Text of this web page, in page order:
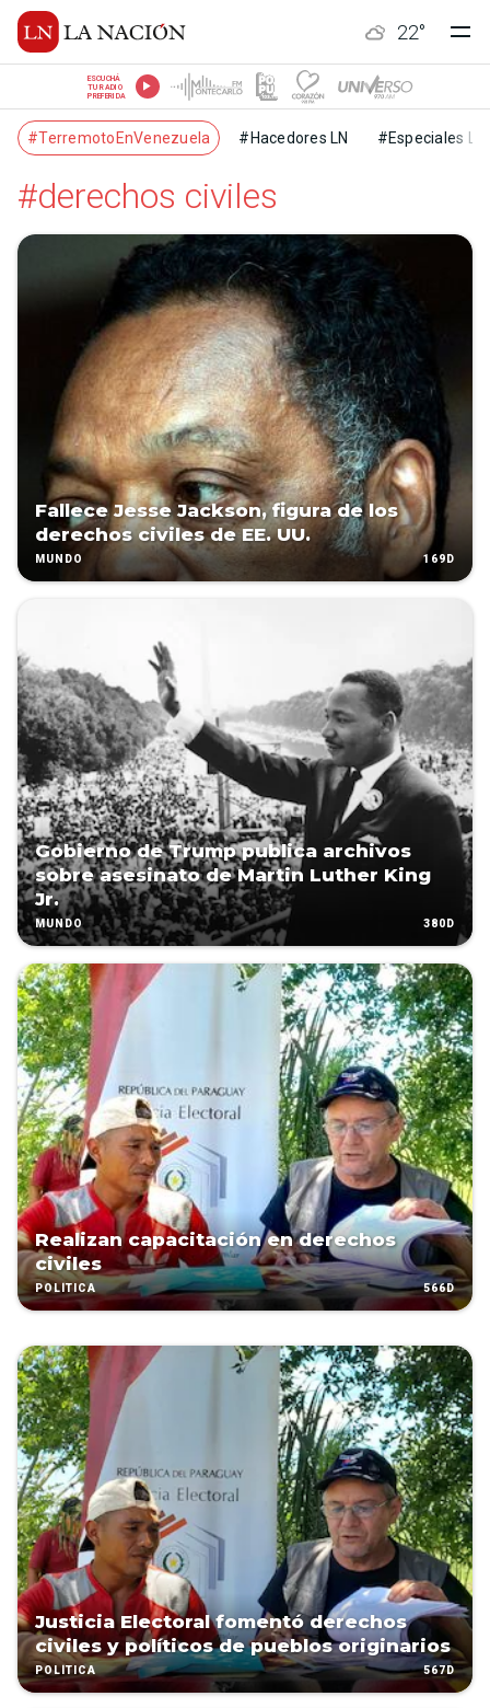
22°
ESCUCHÁ
TU RADIO
PREFERIDA
#TerremotoEnVenezuela #Hacedores LN #Especiales LN
#derechos civiles
Fallece Jesse Jackson, figura de los
derechos civiles de EE. UU.
MUNDO 169D
Gobierno de Trump publica archivos
sobre asesinato de Martin Luther King
Jr.
MUNDO 380D
Realizan capacitación en derechos
civiles
POLÍTICA 566D
Justicia Electoral fomentó derechos
civiles y políticos de pueblos originarios
POLÍTICA 567D